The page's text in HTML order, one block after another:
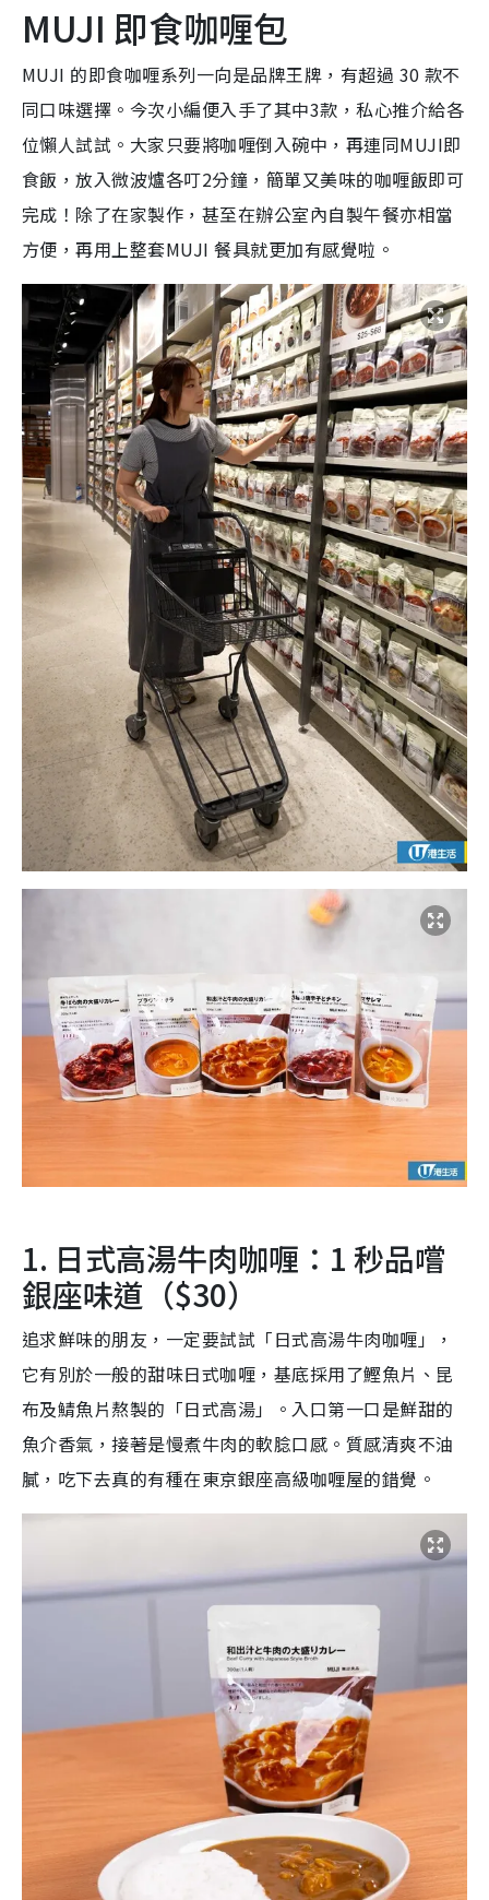
MUJI 即食咖喱包
MUJI 的即食咖喱系列一向是品牌王牌，有超過 30 款不
同口味選擇。今次小編便入手了其中3款，私心推介給各
位懶人試試。大家只要將咖喱倒入碗中，再連同MUJI即
食飯，放入微波爐各叮2分鐘，簡單又美味的咖喱飯即可
完成！除了在家製作，甚至在辦公室內自製午餐亦相當
方便，再用上整套MUJI 餐具就更加有感覺啦。
1. 日式高湯牛肉咖喱：1 秒品嚐
銀座味道（$30）
追求鮮味的朋友，一定要試試「日式高湯牛肉咖喱」，
它有別於一般的甜味日式咖喱，基底採用了鰹魚片、昆
布及鯖魚片熬製的「日式高湯」。入口第一口是鮮甜的
魚介香氣，接著是慢煮牛肉的軟腍口感。質感清爽不油
膩，吃下去真的有種在東京銀座高級咖喱屋的錯覺。